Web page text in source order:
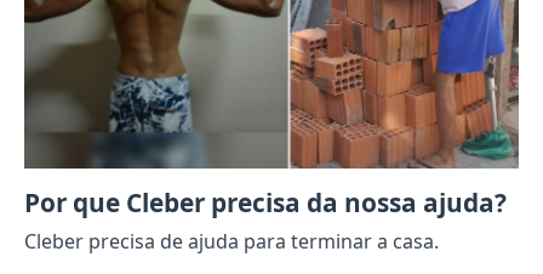
Por que Cleber precisa da nossa ajuda?
Cleber precisa de ajuda para terminar a casa.